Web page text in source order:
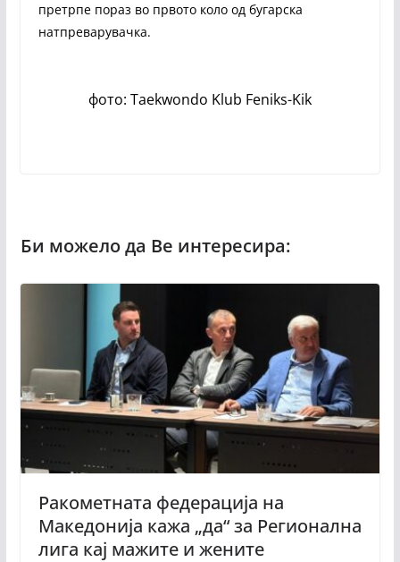
претрпе пораз во првото коло од бугарска
натпреварувачка.
фото: Taekwondo Klub Feniks-Kik
Ракометната федерација на
Македонија кажа „да“ за Регионална
лига кај мажите и жените